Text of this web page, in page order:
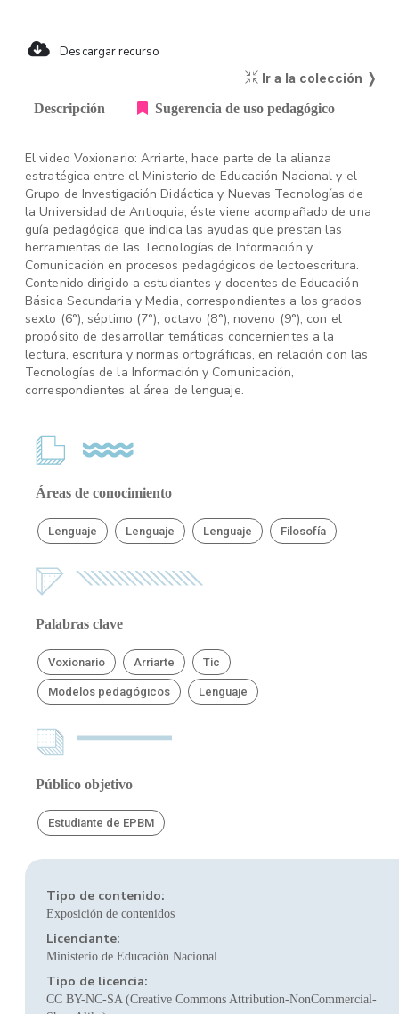
Descargar recurso
Ir a la colección ❭
Descripción Sugerencia de uso pedagógico
El video Voxionario: Arriarte, hace parte de la alianza
estratégica entre el Ministerio de Educación Nacional y el
Grupo de Investigación Didáctica y Nuevas Tecnologías de
la Universidad de Antioquia, éste viene acompañado de una
guía pedagógica que indica las ayudas que prestan las
herramientas de las Tecnologías de Información y
Comunicación en procesos pedagógicos de lectoescritura.
Contenido dirigido a estudiantes y docentes de Educación
Básica Secundaria y Media, correspondientes a los grados
sexto (6°), séptimo (7°), octavo (8°), noveno (9°), con el
propósito de desarrollar temáticas concernientes a la
lectura, escritura y normas ortográficas, en relación con las
Tecnologías de la Información y Comunicación,
correspondientes al área de lenguaje.
Áreas de conocimiento
Lenguaje Lenguaje Lenguaje Filosofía
Palabras clave
Voxionario Arriarte Tic
Modelos pedagógicos Lenguaje
Público objetivo
Estudiante de EPBM
Tipo de contenido:
Exposición de contenidos
Licenciante:
Ministerio de Educación Nacional
Tipo de licencia:
CC BY-NC-SA (Creative Commons Attribution-NonCommercial-